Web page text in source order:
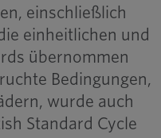
einschließlich
einheitlichen und
übernommen
Bedingungen,
wurde auch
Standard Cycle